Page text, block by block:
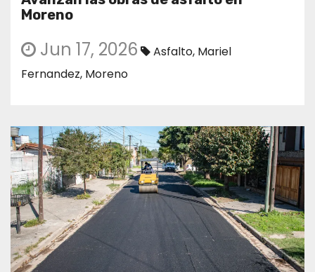
Moreno
Jun 17, 2026 Asfalto, Mariel
Fernandez, Moreno